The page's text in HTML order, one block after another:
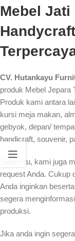
Mebel Jati
CV. Hutankayu
produk Mebel Jepara
Produk kami antara
kursi meja makan,
gebyok, depan/
handicraft, souvenir,
Selain itu, kami juga
request Anda. Cukup
Anda inginkan
segera
produksi.
Jika anda ingin